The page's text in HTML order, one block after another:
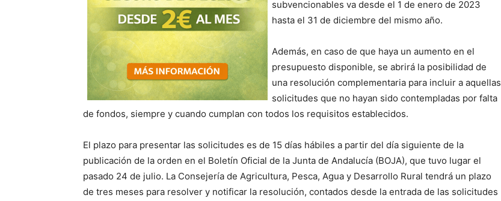
subvencionables va desde el 1 de enero de 2023
hasta el 31 de diciembre del mismo año.
Además, en caso de que haya un aumento en el
presupuesto disponible, se abrirá la posibilidad de
una resolución complementaria para incluir a aquellas
solicitudes que no hayan sido contempladas por falta
de fondos, siempre y cuando cumplan con todos los requisitos establecidos.
El plazo para presentar las solicitudes es de 15 días hábiles a partir del día siguiente de la
publicación de la orden en el Boletín Oficial de la Junta de Andalucía (BOJA), que tuvo lugar el
pasado 24 de julio. La Consejería de Agricultura, Pesca, Agua y Desarrollo Rural tendrá un plazo
de tres meses para resolver y notificar la resolución, contados desde la entrada de las solicitudes